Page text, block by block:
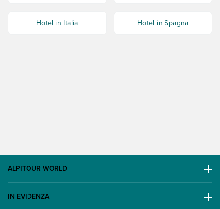
Hotel in Italia Hotel in Spagna
ALPITOUR WORLD
IN EVIDENZA